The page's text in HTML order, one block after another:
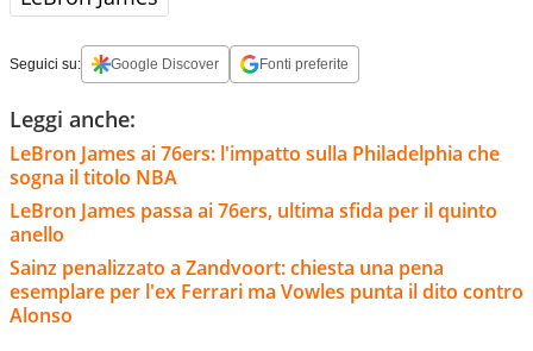
Seguici su: Google Discover Fonti preferite
Leggi anche:
LeBron James ai 76ers: l'impatto sulla Philadelphia che
sogna il titolo NBA
LeBron James passa ai 76ers, ultima sfida per il quinto
anello
Sainz penalizzato a Zandvoort: chiesta una pena
esemplare per l'ex Ferrari ma Vowles punta il dito contro
Alonso